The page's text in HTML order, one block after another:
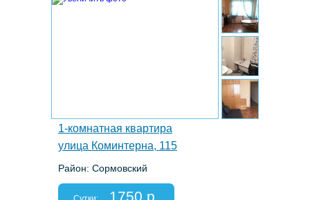
1-комнатная квартира
улица Коминтерна, 115
Район: Сормовский
Спальных мест: 2+1
Отчетные документы: есть
1750 р.